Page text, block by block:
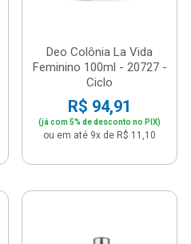
Deo Colônia La Vida
Feminino 100ml - 20727 -
Ciclo
R$ 94,91
(já com 5% de desconto no PIX)
ou em até 9x de R$ 11,10